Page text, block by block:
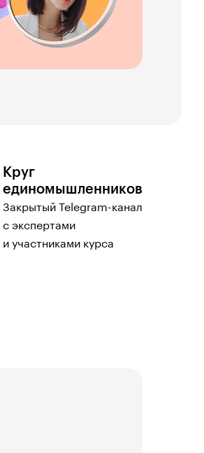
Круг
единомышленников
Закрытый Telegram-канал
с экспертами
и участниками курса